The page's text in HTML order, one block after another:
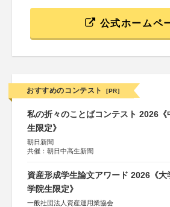
公式ホームペ
おすすめのコンテスト [PR]
私の折々のことばコンテスト 2026《
生限定》
朝日新聞
共催：朝日中高生新聞
資産形成学生論文アワード 2026《大
学院生限定》
一般社団法人資産運用業協会